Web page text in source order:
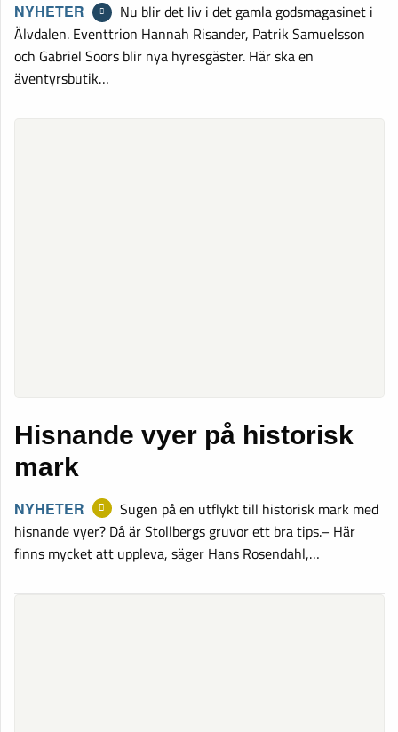
NYHETER
Nu blir det liv i det gamla godsmagasinet i
Älvdalen. Eventtrion Hannah Risander, Patrik Samuelsson
och Gabriel Soors blir nya hyresgäster. Här ska en
äventyrsbutik…
Hisnande vyer på historisk
mark
NYHETER
Sugen på en utflykt till historisk mark med
hisnande vyer? Då är Stollbergs gruvor ett bra tips.– Här
finns mycket att uppleva, säger Hans Rosendahl,…